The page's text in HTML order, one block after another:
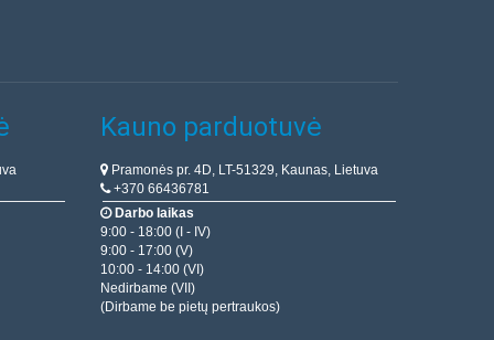
Kauno parduotuvė
Pramonės pr. 4D, LT-51329, Kaunas, Lietuva
+370 66436781
Darbo laikas
9:00 - 18:00 (I - IV)
9:00 - 17:00 (V)
10:00 - 14:00 (VI)
Nedirbame (VII)
(Dirbame be pietų pertraukos)